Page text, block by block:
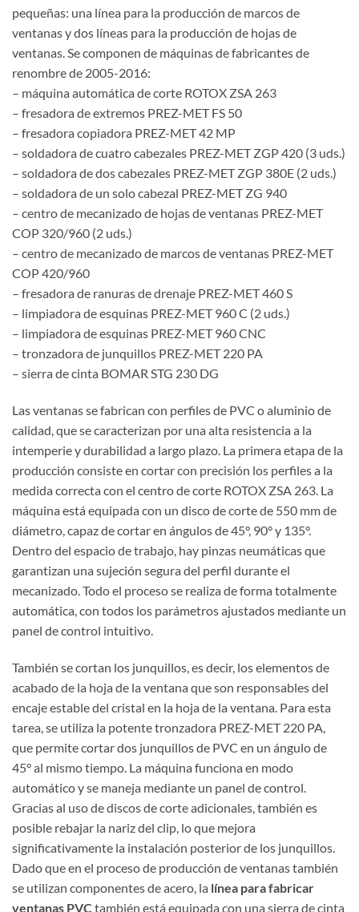
pequeñas: una línea para la producción de marcos de
ventanas y dos líneas para la producción de hojas de
ventanas. Se componen de máquinas de fabricantes de
renombre de 2005-2016:
– máquina automática de corte ROTOX ZSA 263
– fresadora de extremos PREZ-MET FS 50
– fresadora copiadora PREZ-MET 42 MP
– soldadora de cuatro cabezales PREZ-MET ZGP 420 (3 uds.)
– soldadora de dos cabezales PREZ-MET ZGP 380E (2 uds.)
– soldadora de un solo cabezal PREZ-MET ZG 940
– centro de mecanizado de hojas de ventanas PREZ-MET
COP 320/960 (2 uds.)
– centro de mecanizado de marcos de ventanas PREZ-MET
COP 420/960
– fresadora de ranuras de drenaje PREZ-MET 460 S
– limpiadora de esquinas PREZ-MET 960 C (2 uds.)
– limpiadora de esquinas PREZ-MET 960 CNC
– tronzadora de junquillos PREZ-MET 220 PA
– sierra de cinta BOMAR STG 230 DG
Las ventanas se fabrican con perfiles de PVC o aluminio de
calidad, que se caracterizan por una alta resistencia a la
intemperie y durabilidad a largo plazo. La primera etapa de la
producción consiste en cortar con precisión los perfiles a la
medida correcta con el centro de corte ROTOX ZSA 263. La
máquina está equipada con un disco de corte de 550 mm de
diámetro, capaz de cortar en ángulos de 45°, 90° y 135°.
Dentro del espacio de trabajo, hay pinzas neumáticas que
garantizan una sujeción segura del perfil durante el
mecanizado. Todo el proceso se realiza de forma totalmente
automática, con todos los parámetros ajustados mediante un
panel de control intuitivo.
También se cortan los junquillos, es decir, los elementos de
acabado de la hoja de la ventana que son responsables del
encaje estable del cristal en la hoja de la ventana. Para esta
tarea, se utiliza la potente tronzadora PREZ-MET 220 PA,
que permite cortar dos junquillos de PVC en un ángulo de
45° al mismo tiempo. La máquina funciona en modo
automático y se maneja mediante un panel de control.
Gracias al uso de discos de corte adicionales, también es
posible rebajar la nariz del clip, lo que mejora
significativamente la instalación posterior de los junquillos.
Dado que en el proceso de producción de ventanas también
se utilizan componentes de acero, la línea para fabricar
ventanas PVC también está equipada con una sierra de cinta